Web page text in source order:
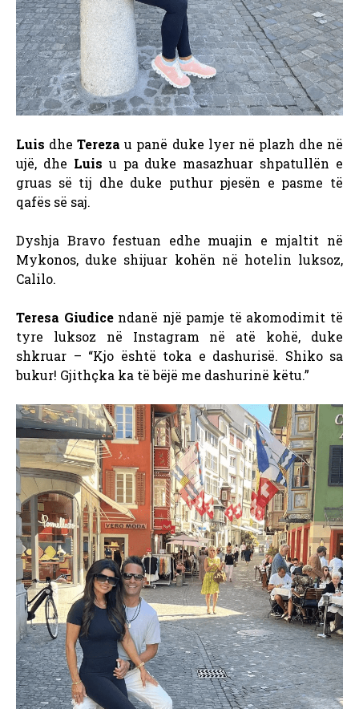
Luis dheTerezau panë duke lyer në plazh dhe në
ujë, dhe Luis u pa duke masazhuar shpatullën e
gruas së tij dhe duke puthur pjesën e pasme të
qafës së saj.
Dyshja Bravo festuan edhe muajin e mjaltit në
Mykonos, duke shijuar kohën në hotelin luksoz,
Calilo.
Teresa Giudicendanë një pamje të akomodimit të
tyre luksoz në Instagram në atë kohë, duke
shkruar – “Kjo është toka e dashurisë. Shiko sa
bukur! Gjithçka ka të bëjë me dashurinë këtu.”